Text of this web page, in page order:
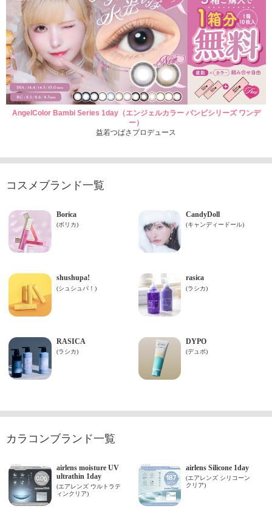
AngelColor Bambi Series 1day（エンジェルカラー バンビシリーズ ワンデ
ー）
益若つばさプロデュース
コスメブランド一覧
カラコンブランド一覧